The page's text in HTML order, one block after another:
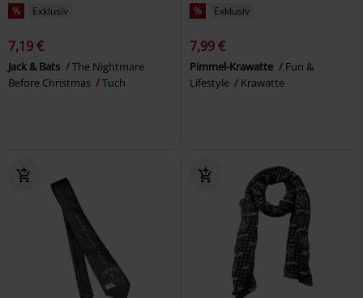
% Exklusiv
7,19 €
Jack & Bats
The Nightmare
Before Christmas
Tuch
% Exklusiv
7,99 €
Pimmel-Krawatte
Fun &
Lifestyle
Krawatte